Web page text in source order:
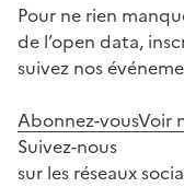
Pour ne rien
de l’open data,
suivez nos
Abonnez-vousVoir
Suivez-nous
sur les réseaux